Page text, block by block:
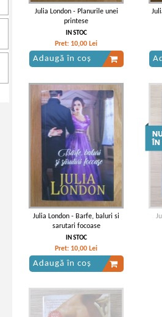
Julia London - Planurile unei
printese
IN STOC
Pret: 10,00 Lei
Adaugă în coș
Julia London - Barfe, baluri si
sarutari focoase
IN STOC
Pret: 10,00 Lei
Adaugă în coș